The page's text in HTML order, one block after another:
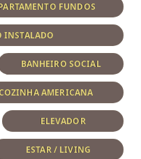
FUNDOS
BANHEIRO SOCIAL
AMERICANA
ELEVADOR
ESTAR / LIVING